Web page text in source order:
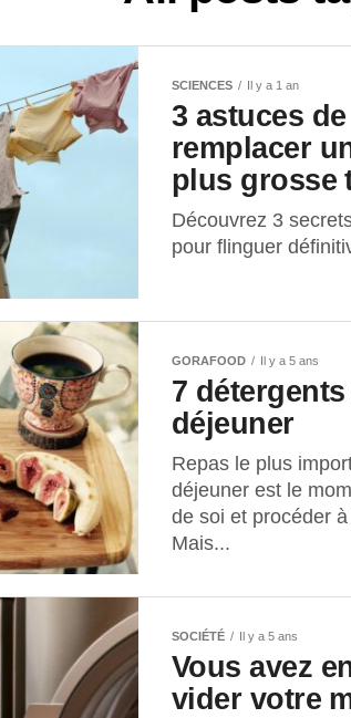
SCIENCES Il y a 1 an
3 astuces
remplacer
plus grosse
Découvrez 3
pour flinguer
GORAFOOD Il y a 5 ans
7
déjeuner
Repas le plus
déjeuner est le
de soi et procéder
Mais...
SOCIÉTÉ Il y a 5 ans
Vous avez
vider votre